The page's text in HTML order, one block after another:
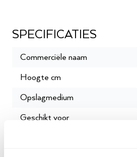
SPECIFICATIES
Commerciële naam
Hoogte cm
Opslagmedium
Geschikt voor